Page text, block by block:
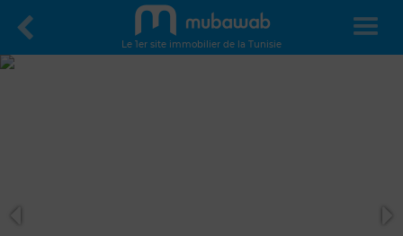
Le 1er site immobilier de la Tunisie